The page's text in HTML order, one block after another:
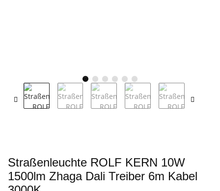
Straßenleuchte ROLF KERN 10W
1500lm Zhaga Dali Treiber 6m Kabel